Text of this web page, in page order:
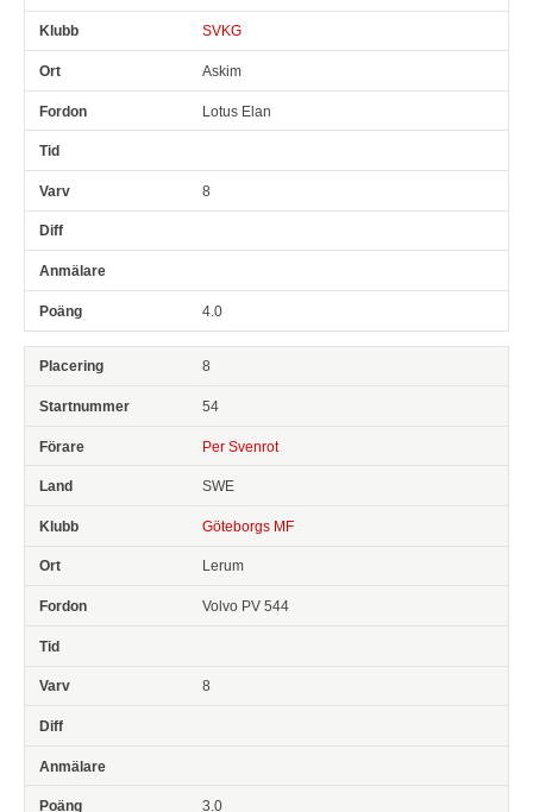
SVKG
Askim
Lotus Elan
8
4.0
8
54
Per Svenrot
SWE
Göteborgs MF
Lerum
Volvo PV 544
8
3.0